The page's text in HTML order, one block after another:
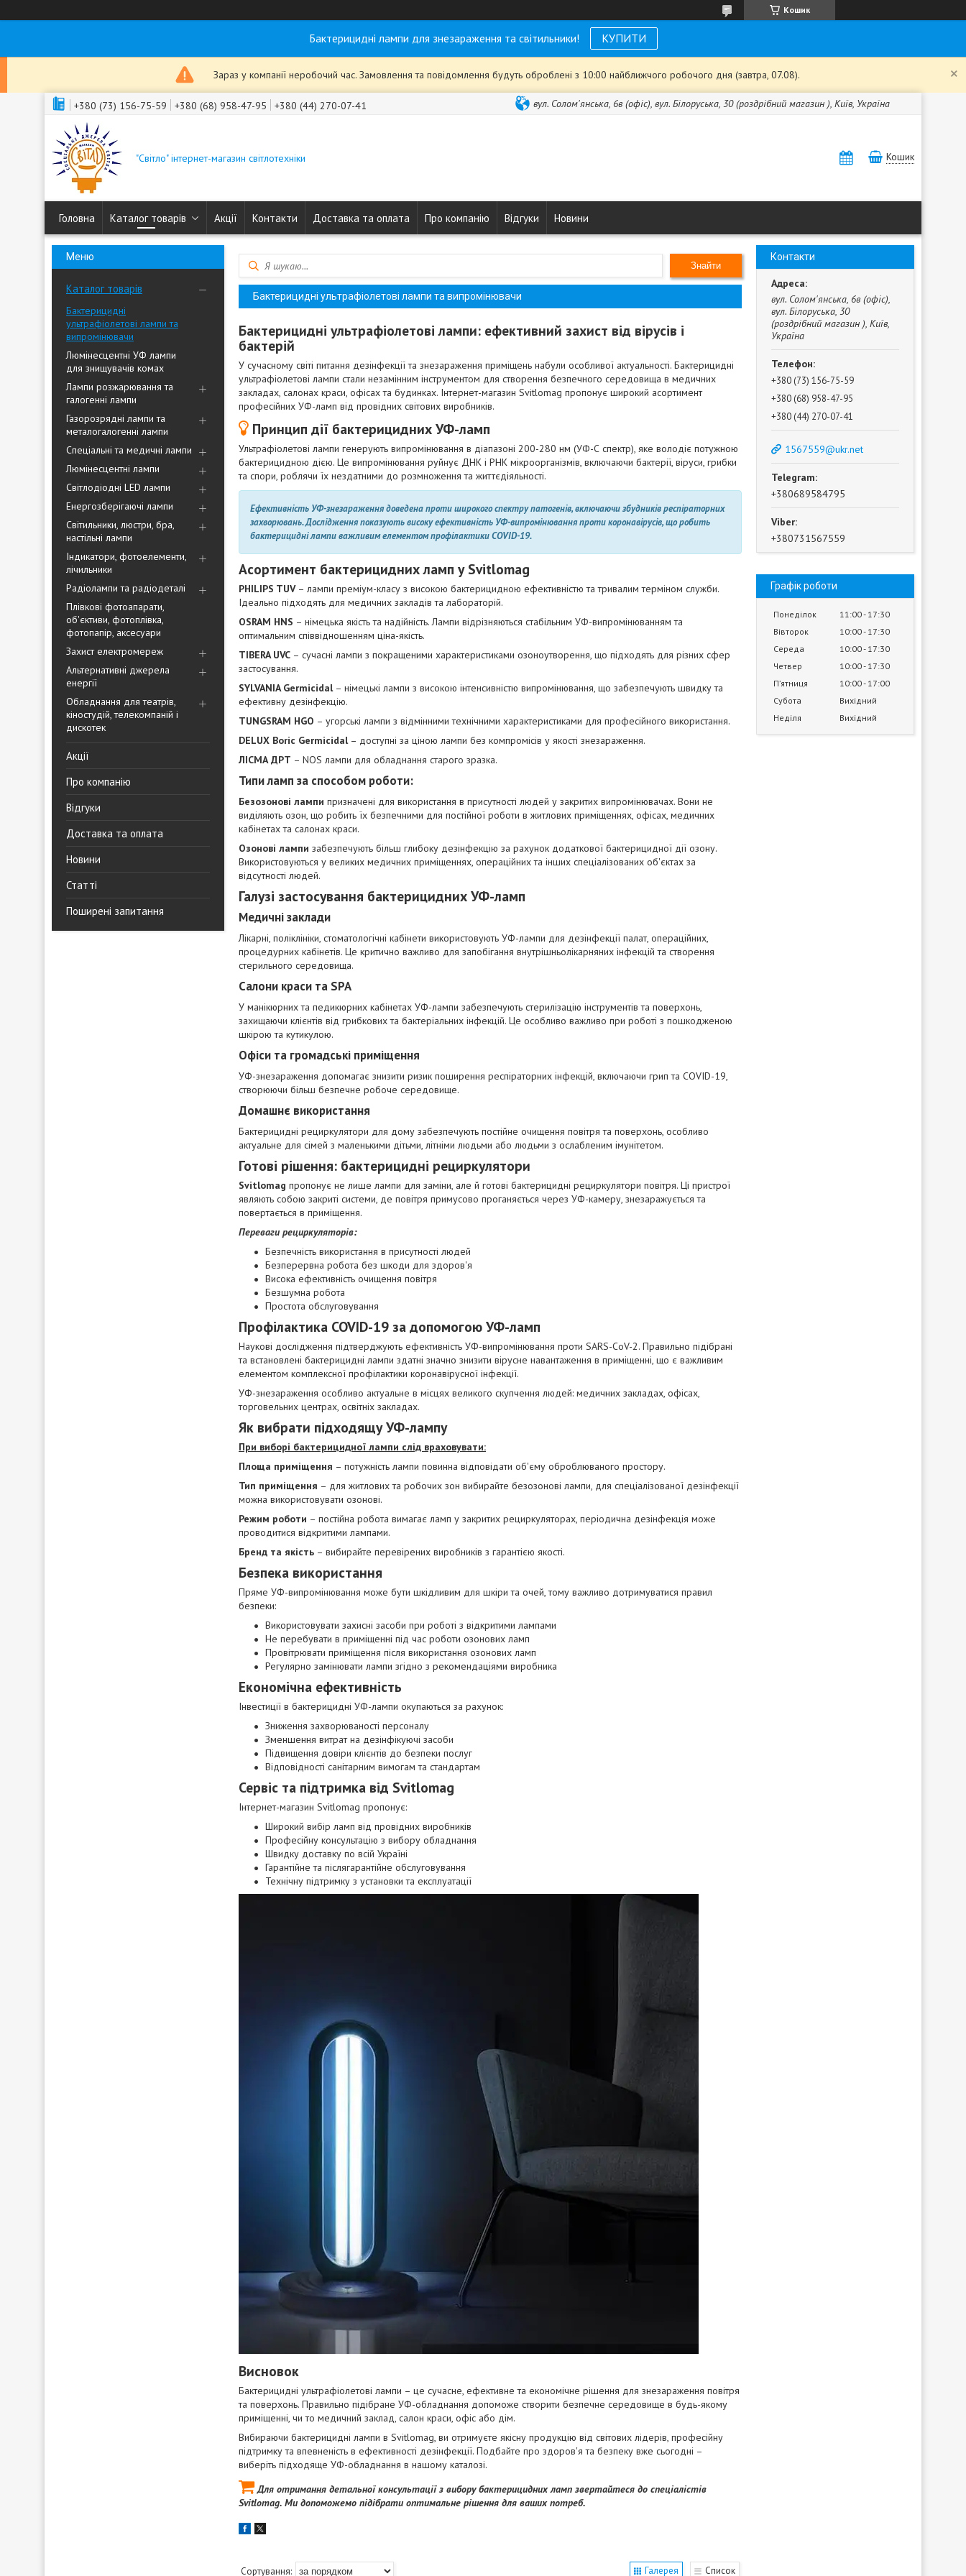
Кошик
Бактерицидні лампи для знезараження та світильники! КУПИТИ
Зараз у компанії неробочий час. Замовлення та повідомлення будуть оброблені з 10:00 найближчого робочого дня (завтра, 07.08).
+380 (73) 156-75-59 +380 (68) 958-47-95 +380 (44) 270-07-41 вул. Солом'янська, 6в (офіс), вул. Білоруська, 30 (роздрібний магазин ), Київ, Україна
"Світло" інтернет-магазин світлотехніки Кошик
Головна Каталог товарів Акції Контакти Доставка та оплата Про компанію Відгуки Новини
Каталог товарів
Бактерицидні
ультрафіолетові лампи та
випромінювачи
Люмінесцентні УФ лампи
для знищувачів комах
Лампи розжарювання та
галогенні лампи
Газорозрядні лампи та
металогалогенні лампи
Спеціальні та медичні лампи
Люмінесцентні лампи
Світлодіодні LED лампи
Енергозберігаючі лампи
Світильники, люстри, бра,
настільні лампи
Індикатори, фотоелементи,
лічильники
Радіолампи та радіодеталі
Плівкові фотоапарати,
об'єктиви, фотоплівка,
фотопапір, аксесуари
Захист електромереж
Альтернативні джерела
енергії
Обладнання для театрів,
кіностудій, телекомпаній і
дискотек
Акції
Про компанію
Відгуки
Доставка та оплата
Новини
Статті
Поширені запитання
Знайти
Бактерицидні ультрафіолетові лампи та випромінювачи
Бактерицидні ультрафіолетові лампи: ефективний захист від вірусів і
бактерій
У сучасному світі питання дезінфекції та знезараження приміщень набули особливої актуальності. Бактерицидні
ультрафіолетові лампи стали незамінним інструментом для створення безпечного середовища в медичних
закладах, салонах краси, офісах та будинках. Інтернет-магазин Svitlomag пропонує широкий асортимент
професійних УФ-ламп від провідних світових виробників.
Принцип дії бактерицидних УФ-ламп
Ультрафіолетові лампи генерують випромінювання в діапазоні 200-280 нм (УФ-С спектр), яке володіє потужною
бактерицидною дією. Це випромінювання руйнує ДНК і РНК мікроорганізмів, включаючи бактерії, віруси, грибки
та спори, роблячи їх нездатними до розмноження та життєдіяльності.
Ефективність УФ-знезараження доведена проти широкого спектру патогенів, включаючи збудників респіраторних
захворювань. Дослідження показують високу ефективність УФ-випромінювання проти коронавірусів, що робить
бактерицидні лампи важливим елементом профілактики COVID-19.
Асортимент бактерицидних ламп у Svitlomag
PHILIPS TUV– лампи преміум-класу з високою бактерицидною ефективністю та тривалим терміном служби.
Ідеально підходять для медичних закладів та лабораторій.
OSRAM HNS – німецька якість та надійність. Лампи відрізняються стабільним УФ-випромінюванням та
оптимальним співвідношенням ціна-якість.
TIBERA UVC – сучасні лампи з покращеними характеристиками озоноутворення, що підходять для різних сфер
застосування.
SYLVANIA Germicidal– німецькі лампи з високою інтенсивністю випромінювання, що забезпечують швидку та
ефективну дезінфекцію.
TUNGSRAM HGO – угорські лампи з відмінними технічними характеристиками для професійного використання.
DELUX Boric Germicidal– доступні за ціною лампи без компромісів у якості знезараження.
ЛІСМА ДРТ – NOS лампи для обладнання старого зразка.
Типи ламп за способом роботи:
Безозонові лампи призначені для використання в присутності людей у закритих випромінювачах. Вони не
виділяють озон, що робить їх безпечними для постійної роботи в житлових приміщеннях, офісах, медичних
кабінетах та салонах краси.
Озонові лампи забезпечують більш глибоку дезінфекцію за рахунок додаткової бактерицидної дії озону.
Використовуються у великих медичних приміщеннях, операційних та інших спеціалізованих об'єктах за
відсутності людей.
Галузі застосування бактерицидних УФ-ламп
Медичні заклади
Лікарні, поліклініки, стоматологічні кабінети використовують УФ-лампи для дезінфекції палат, операційних,
процедурних кабінетів. Це критично важливо для запобігання внутрішньолікарняних інфекцій та створення
стерильного середовища.
Салони краси та SPA
У манікюрних та педикюрних кабінетах УФ-лампи забезпечують стерилізацію інструментів та поверхонь,
захищаючи клієнтів від грибкових та бактеріальних інфекцій. Це особливо важливо при роботі з пошкодженою
шкірою та кутикулою.
Офіси та громадські приміщення
УФ-знезараження допомагає знизити ризик поширення респіраторних інфекцій, включаючи грип та COVID-19,
створюючи більш безпечне робоче середовище.
Домашнє використання
Бактерицидні рециркулятори для дому забезпечують постійне очищення повітря та поверхонь, особливо
актуальне для сімей з маленькими дітьми, літніми людьми або людьми з ослабленим імунітетом.
Готові рішення: бактерицидні рециркулятори
Svitlomag пропонує не лише лампи для заміни, але й готові бактерицидні рециркулятори повітря. Ці пристрої
являють собою закриті системи, де повітря примусово проганяється через УФ-камеру, знезаражується та
повертається в приміщення.
Переваги рециркуляторів:
Безпечність використання в присутності людей
Безперервна робота без шкоди для здоров'я
Висока ефективність очищення повітря
Безшумна робота
Простота обслуговування
Профілактика COVID-19 за допомогою УФ-ламп
Наукові дослідження підтверджують ефективність УФ-випромінювання проти SARS-CoV-2. Правильно підібрані
та встановлені бактерицидні лампи здатні значно знизити вірусне навантаження в приміщенні, що є важливим
елементом комплексної профілактики коронавірусної інфекції.
УФ-знезараження особливо актуальне в місцях великого скупчення людей: медичних закладах, офісах,
торговельних центрах, освітніх закладах.
Як вибрати підходящу УФ-лампу
При виборі бактерицидної лампи слід враховувати:
Площа приміщення – потужність лампи повинна відповідати об'єму оброблюваного простору.
Тип приміщення – для житлових та робочих зон вибирайте безозонові лампи, для спеціалізованої дезінфекції
можна використовувати озонові.
Режим роботи – постійна робота вимагає ламп у закритих рециркуляторах, періодична дезінфекція може
проводитися відкритими лампами.
Бренд та якість – вибирайте перевірених виробників з гарантією якості.
Безпека використання
Пряме УФ-випромінювання може бути шкідливим для шкіри та очей, тому важливо дотримуватися правил
безпеки:
Використовувати захисні засоби при роботі з відкритими лампами
Не перебувати в приміщенні під час роботи озонових ламп
Провітрювати приміщення після використання озонових ламп
Регулярно замінювати лампи згідно з рекомендаціями виробника
Економічна ефективність
Інвестиції в бактерицидні УФ-лампи окупаються за рахунок:
Зниження захворюваності персоналу
Зменшення витрат на дезінфікуючі засоби
Підвищення довіри клієнтів до безпеки послуг
Відповідності санітарним вимогам та стандартам
Сервіс та підтримка від Svitlomag
Інтернет-магазин Svitlomag пропонує:
Широкий вибір ламп від провідних виробників
Професійну консультацію з вибору обладнання
Швидку доставку по всій Україні
Гарантійне та післягарантійне обслуговування
Технічну підтримку з установки та експлуатації
Висновок
Бактерицидні ультрафіолетові лампи – це сучасне, ефективне та економічне рішення для знезараження повітря
та поверхонь. Правильно підібране УФ-обладнання допоможе створити безпечне середовище в будь-якому
приміщенні, чи то медичний заклад, салон краси, офіс або дім.
Вибираючи бактерицидні лампи в Svitlomag, ви отримуєте якісну продукцію від світових лідерів, професійну
підтримку та впевненість в ефективності дезінфекції. Подбайте про здоров'я та безпеку вже сьогодні –
виберіть підходяще УФ-обладнання в нашому каталозі.
Для отримання детальної консультації з вибору бактерицидних ламп звертайтеся до спеціалістів
Svitlomag. Ми допоможемо підібрати оптимальне рішення для ваших потреб.
Галерея Список
Контакти
вул. Солом'янська, 6в (офіс),
вул. Білоруська, 30
(роздрібний магазин ), Київ,
Україна
+380 (73) 156-75-59
+380 (68) 958-47-95
+380 (44) 270-07-41
1567559@ukr.net
+380689584795
+380731567559
Графік роботи
Понеділок 11:00 17:30
Вівторок
10:00 17:30
Середа
10:00 17:30
Четвер
10:00 17:30
Пʼятниця
10:00 17:00
Субота
Вихідний
Неділя
Вихідний